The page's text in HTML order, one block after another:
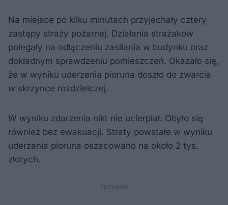
Na miejsce po kilku minutach przyjechały cztery
zastępy straży pożarnej. Działania strażaków
polegały na odłączeniu zasilania w budynku oraz
dokładnym sprawdzeniu pomieszczeń. Okazało się,
że w wyniku uderzenia pioruna doszło do zwarcia
w skrzynce rozdzielczej.
W wyniku zdarzenia nikt nie ucierpiał. Obyło się
również bez ewakuacji. Straty powstałe w wyniku
uderzenia pioruna oszacowano na około 2 tys.
złotych.